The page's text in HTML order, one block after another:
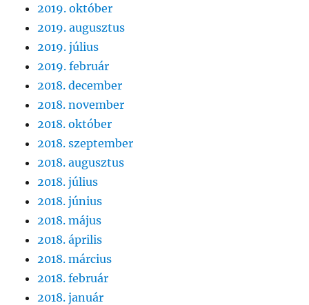
2019. október
2019. augusztus
2019. július
2019. február
2018. december
2018. november
2018. október
2018. szeptember
2018. augusztus
2018. július
2018. június
2018. május
2018. április
2018. március
2018. február
2018. január